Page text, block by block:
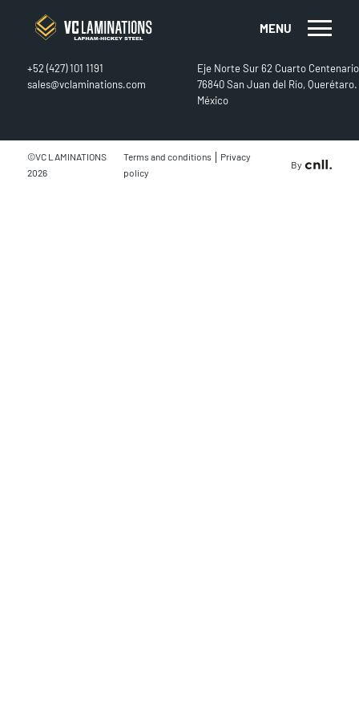
MENU
CONTACT
+52 (427) 101 1191
sales@vclaminations.com
Eje Norte Sur 62 Cuarto Centenario
76840 San Juan del Río, Querétaro.
México
©VC LAMINATIONS
2026
Terms and conditions | Privacy
policy
By